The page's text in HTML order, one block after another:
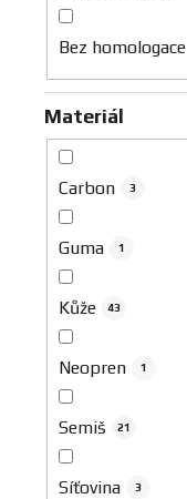
Bez homologace
Materiál
Carbon 3
Guma 1
Kůže 43
Neopren 1
Semiš 21
Síťovina 3